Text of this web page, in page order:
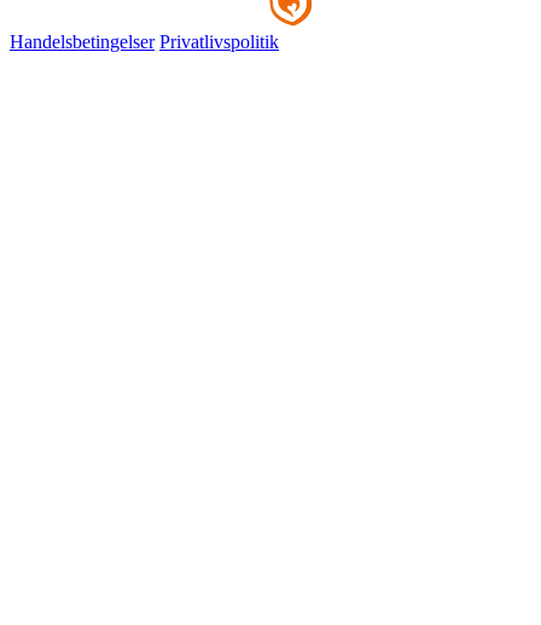
Handelsbetingelser Privatlivspolitik